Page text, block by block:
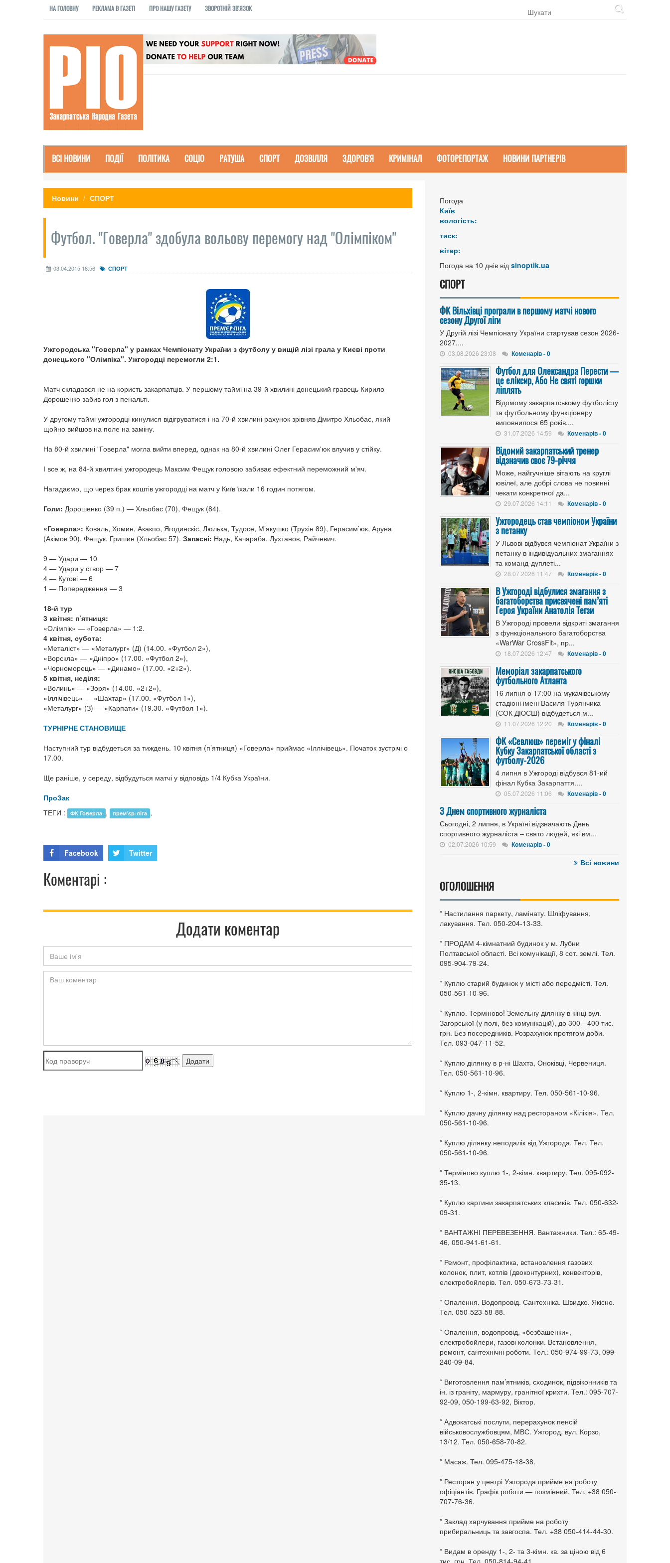
НА ГОЛОВНУ РЕКЛАМА В ГАЗЕТІ ПРО НАШУ ГАЗЕТУ ЗВОРОТНІЙ ЗВ'ЯЗОК
ВСІ НОВИНИ ПОДІЇ ПОЛІТИКА СОЦІО РАТУША СПОРТ ДОЗВІЛЛЯ ЗДОРОВ'Я КРИМІНАЛ ФОТОРЕПОРТАЖ НОВИНИ ПАРТНЕРІВ
Новини СПОРТ
Футбол. "Говерла" здобула вольову перемогу над "Олімпіком"
03.04.2015 18:56 СПОРТ
Ужгородська "Говерла" у рамках Чемпіонату України з футболу у вищій лізі грала у Києві проти
донецького "Олімпіка". Ужгородці перемогли 2:1.
Матч складався не на користь закарпатців. У першому таймі на 39-й хвилині донецький гравець Кирило
Дорошенко забив гол з пенальті.
У другому таймі ужгородці кинулися відігруватися і на 70-й хвилині рахунок зрівняв Дмитро Хльобас, який
щойно вийшов на поле на заміну.
На 80-й хвилині "Говерла" могла вийти вперед, однак на 80-й хвилині Олег Герасим'юк влучив у стійку.
І все ж, на 84-й хвилтині ужгородець Максим Фещук головою забиває ефектний переможний м'яч.
Нагадаємо, що через брак коштів ужгородці на матч у Київ їхали 16 годин потягом.
Голи: Дорошенко (39 п.) — Хльобас (70), Фещук (84).
«Говерла»: Коваль, Хомин, Акакпо, Ягодинскіс, Люлька, Тудосе, М’якушко (Трухін 89), Герасим’юк, Аруна
(Акімов 90), Фещук, Гришин (Хльобас 57). Запасні: Надь, Качараба, Лухтанов, Райчевич.
9 — Удари — 10
4 — Удари у створ — 7
4 — Кутові — 6
1 — Попередження — 3
18-й тур
3 квітня: п’ятниця:
«Олімпік» — «Говерла» — 1:2.
4 квітня, субота:
«Металіст» — «Металург» (Д) (14.00. «Футбол 2»),
«Ворскла» — «Дніпро» (17.00. «Футбол 2»),
«Чорноморець» — «Динамо» (17.00. «2+2»).
5 квітня, неділя:
«Волинь» — «Зоря» (14.00. «2+2»),
«Іллічівець» — «Шахтар» (17.00. «Футбол 1»),
«Металург» (З) — «Карпати» (19.30. «Футбол 1»).
ТУРНІРНЕ СТАНОВИЩЕ
Наступний тур відбудеться за тиждень. 10 квітня (п’ятниця) «Говерла» приймає «Іллічівець». Початок зустрічі о
17.00.
Ще раніше, у середу, відбудуться матчі у відповідь 1/4 Кубка України.
ПроЗак
ТЕГИ :
ФК Говерла , прем’єр-ліга ,
Facebook Twitter
Коментарі :
Додати коментар
Погода
Київ
вологість:
тиск:
вітер:
Погода на 10 днів від sinoptik.ua
СПОРТ
ФК Вільхівці програли в першому матчі нового
сезону Другої ліги
У Другій лізі Чемпіонату України стартував сезон 2026-
2027....
03.08.2026 23:08 Коменарів - 0
Футбол для Олександра Перести —
це еліксир, Або Не святі горшки
ліплять
Відомому закарпатському футболісту
та футбольному функціонеру
виповнилося 65 років....
31.07.2026 14:59 Коменарів - 0
Відомий закарпатський тренер
відзначив своє 79-річчя
Може, найгучніше вітають на круглі
ювілеї, але добрі слова не повинні
чекати конкретної да...
29.07.2026 14:11 Коменарів - 0
Ужгородець став чемпіоном України
з петанку
У Львові відбувся чемпіонат України з
петанку в індивідуальних змаганнях
та команд-дуплеті...
28.07.2026 11:47 Коменарів - 0
В Ужгороді відбулися змагання з
багатоборства присвячені пам’яті
Героя України Анатолія Тегзи
В Ужгороді провели відкриті змагання
з функціонального багатоборства
«WarWar CrossFit», пр...
18.07.2026 12:47 Коменарів - 0
Меморіал закарпатського
футбольного Атланта
16 липня о 17:00 на мукачівському
стадіоні імені Василя Турянчика
(СОК ДЮСШ) відбудеться м...
11.07.2026 12:20 Коменарів - 0
ФК «Севлюш» переміг у фіналі
Кубку Закарпатської області з
футболу-2026
4 липня в Ужгороді відбувся 81-ий
фінал Кубка Закарпаття....
05.07.2026 11:06 Коменарів - 0
З Днем спортивного журналіста
Сьогодні, 2 липня, в Україні відзначають День
спортивного журналіста – свято людей, які вм...
02.07.2026 10:59 Коменарів - 0
Всі новини
ОГОЛОШЕННЯ
* Настилання паркету, ламінату. Шліфування,
лакування. Тел. 050-204-13-33.
* ПРОДАМ 4-кімнатний будинок у м. Лубни
Полтавської області. Всі комунікації, 8 сот. землі. Тел.
095-904-79-24.
* Куплю старий будинок у місті або передмісті. Тел.
050-561-10-96.
* Куплю. Терміново! Земельну ділянку в кінці вул.
Загорської (у полі, без комунікацій), до 300—400 тис.
грн. Без посередників. Розрахунок протягом доби.
Тел. 093-047-11-52.
* Куплю ділянку в р-ні Шахта, Оноківці, Червениця.
Тел. 050-561-10-96.
* Куплю 1-, 2-кімн. квартиру. Тел. 050-561-10-96.
* Куплю дачну ділянку над рестораном «Кілікія». Тел.
050-561-10-96.
* Куплю ділянку неподалік від Ужгорода. Тел. Тел.
050-561-10-96.
* Терміново куплю 1-, 2-кімн. квартиру. Тел. 095-092-
35-13.
* Куплю картини закарпатських класиків. Тел. 050-632-
09-31.
* ВАНТАЖНІ ПЕРЕВЕЗЕННЯ. Вантажники. Тел.: 65-49-
46, 050-941-61-61.
* Ремонт, профілактика, встановлення газових
колонок, плит, котлів (двоконтурних), конвекторів,
електробойлерів. Тел. 050-673-73-31.
* Опалення. Водопровід. Сантехніка. Швидко. Якісно.
Тел. 050-523-58-88.
* Опалення, водопровід, «безбашенки»,
електробойлери, газові колонки. Встановлення,
ремонт, сантехнічні роботи. Тел.: 050-974-99-73, 099-
240-09-84.
* Виготовлення пам’ятників, сходинок, підвіконників та
ін. із граніту, мармуру, гранітної крихти. Тел.: 095-707-
92-09, 050-199-63-92, Віктор.
* Адвокатські послуги, перерахунок пенсій
військовослужбовцям, МВС. Ужгород, вул. Корзо,
13/12. Тел. 050-658-70-82.
* Масаж. Тел. 095-475-18-38.
* Ресторан у центрі Ужгорода прийме на роботу
офіціантів. Графік роботи — позмінний. Тел. +38 050-
707-76-36.
* Заклад харчування прийме на роботу
прибиральниць та завгоспа. Тел. +38 050-414-44-30.
* Видам в оренду 1-, 2- та 3-кімн. кв. за ціною від 6
тис. грн. Тел. 050-814-94-41.